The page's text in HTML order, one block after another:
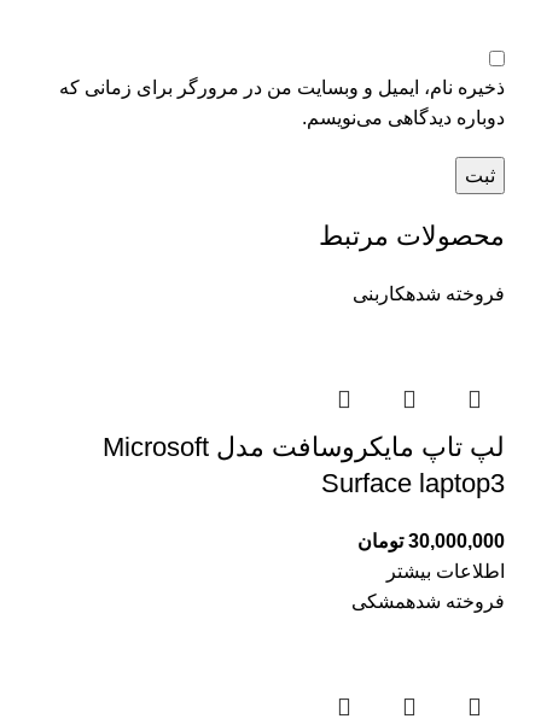
ذخیره نام، ایمیل و وبسایت من در مرورگر برای زمانی که
دوباره دیدگاهی می‌نویسم.
محصولات مرتبط
فروخته شدهکاربنی
لپ تاپ مایکروسافت مدل Microsoft
Surface laptop3
30,000,000 تومان
اطلاعات بیشتر
فروخته شدهمشکی